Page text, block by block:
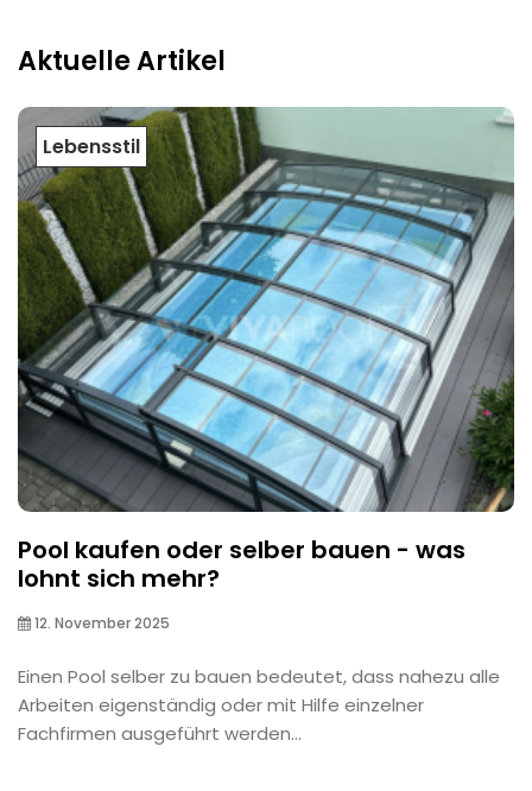
Aktuelle Artikel
Lebensstil
Pool kaufen oder selber bauen - was
lohnt sich mehr?
12. November 2025
Einen Pool selber zu bauen bedeutet, dass nahezu alle
Arbeiten eigenständig oder mit Hilfe einzelner
Fachfirmen ausgeführt werden...